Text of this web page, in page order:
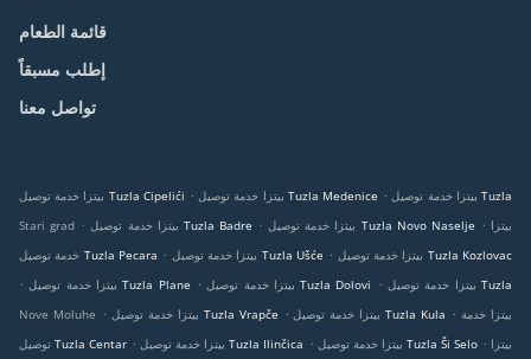
قائمة الطعام
إطلب مسبقاً
تواصل معنا
بيتزا خدمة توصيل Tuzla Cipelići . بيتزا خدمة توصيل Tuzla Medenice . بيتزا خدمة توصيل Tuzla
Stari grad . بيتزا خدمة توصيل Tuzla Badre . بيتزا خدمة توصيل Tuzla Novo Naselje . بيتزا
خدمة توصيل Tuzla Pecara . بيتزا خدمة توصيل Tuzla Ušće .
بيتزا خدمة توصيل Tuzla Kozlovac
.
بيتزا خدمة توصيل Tuzla Plane . بيتزا خدمة توصيل Tuzla Dolovi . بيتزا خدمة توصيل Tuzla
Nove Moluhe . بيتزا خدمة توصيل Tuzla Vrapče . بيتزا خدمة توصيل Tuzla Kula . بيتزا خدمة
توصيل Tuzla Centar . بيتزا خدمة توصيل Tuzla Ilinčica . بيتزا خدمة توصيل Tuzla Ši Selo . بيتزا